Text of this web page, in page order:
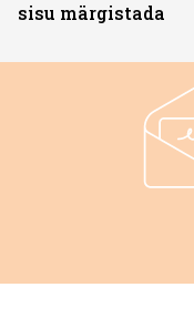
sisu märgistada